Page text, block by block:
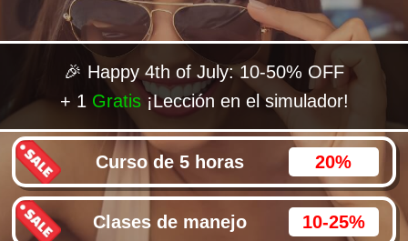
🎉 Happy 4th of July: 10-50% OFF
+ 1 Gratis¡Lección en el simulador!
Curso de 5 horas 20%
Clases de manejo 10-25%